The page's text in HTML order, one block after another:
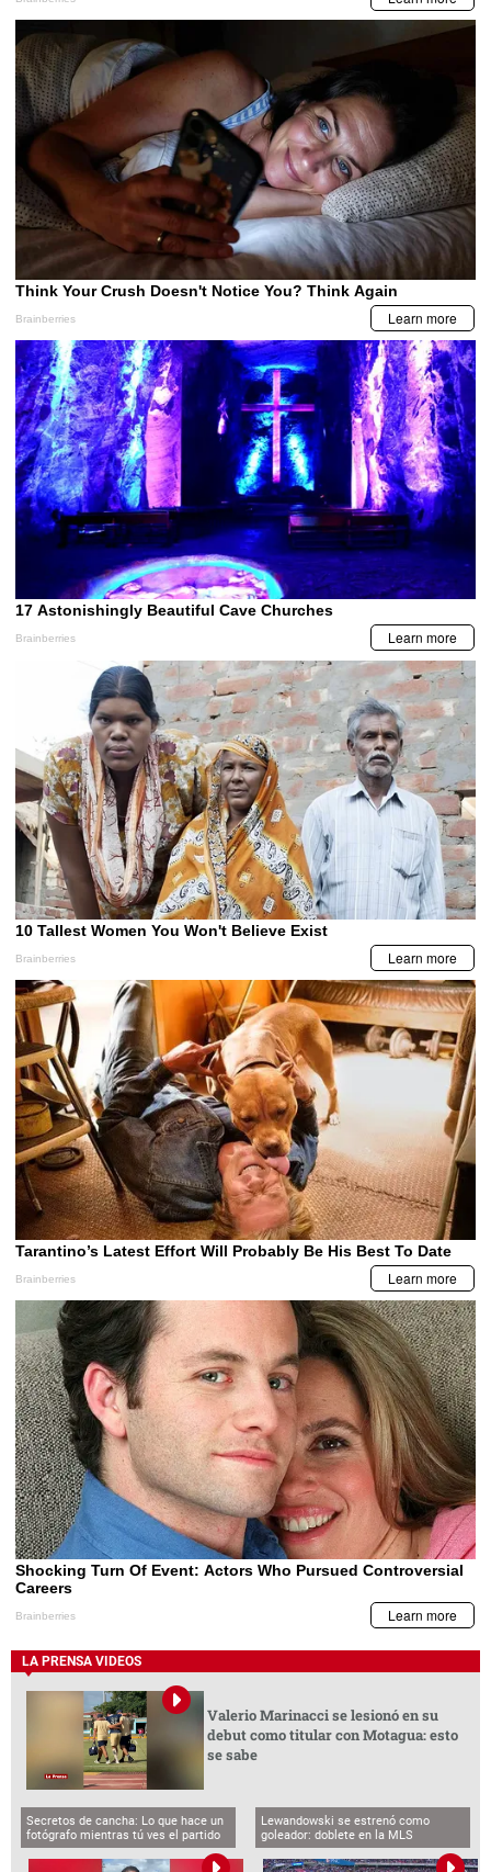
LA PRENSA VIDEOS
Valerio Marinacci se lesionó en su
debut como titular con Motagua: esto
se sabe
Secretos de cancha: Lo que hace un
fotógrafo mientras tú ves el partido
Lewandowski se estrenó como
goleador: doblete en la MLS